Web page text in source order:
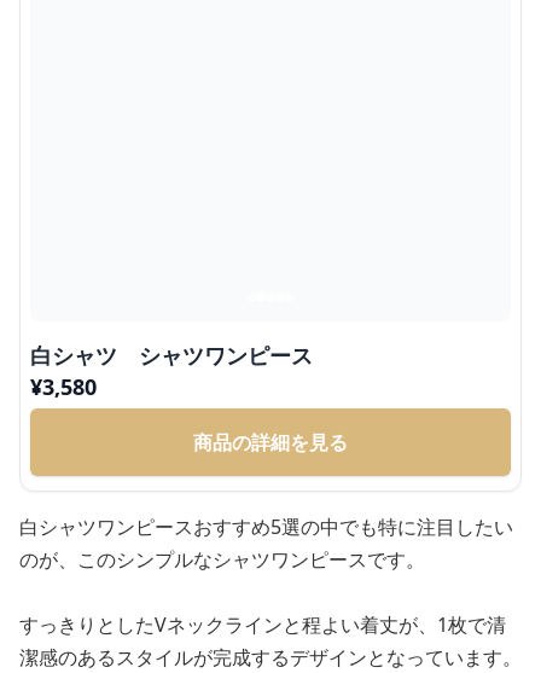
白シャツ シャツワンピース
¥3,580
商品の詳細を見る
白シャツワンピースおすすめ5選の中でも特に注目したい
のが、このシンプルなシャツワンピースです。
すっきりとしたVネックラインと程よい着丈が、1枚で清
潔感のあるスタイルが完成するデザインとなっています。